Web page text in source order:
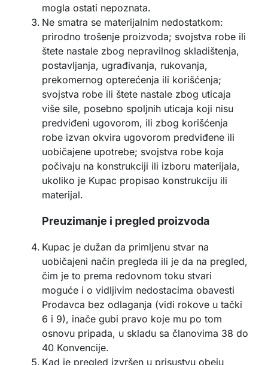
mogla ostati nepoznata.
Ne smatra se materijalnim nedostatkom:
prirodno trošenje proizvoda; svojstva robe ili
štete nastale zbog nepravilnog skladištenja,
postavljanja, ugrađivanja, rukovanja,
prekomernog opterećenja ili korišćenja;
svojstva robe ili štete nastale zbog uticaja
više sile, posebno spoljnih uticaja koji nisu
predviđeni ugovorom, ili zbog korišćenja
robe izvan okvira ugovorom predviđene ili
uobičajene upotrebe; svojstva robe koja
počivaju na konstrukciji ili izboru materijala,
ukoliko je Kupac propisao konstrukciju ili
materijal.
Preuzimanje i pregled proizvoda
Kupac je dužan da primljenu stvar na
uobičajeni način pregleda ili je da na pregled,
čim je to prema redovnom toku stvari
moguće i o vidljivim nedostacima obavesti
Prodavca bez odlaganja (vidi rokove u tački
6 i 9), inače gubi pravo koje mu po tom
osnovu pripada, u skladu sa članovima 38 do
40 Konvencije.
Kad je pregled izvršen u prisustvu obeju